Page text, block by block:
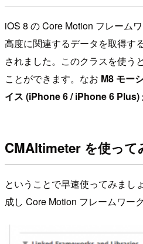
iOS 8 の Core Motion フレーム
高度に関連するデータを取得す
されました。このクラスを使う
ことができます。なお M8 モー
イス (iPhone 6 / iPhone 6 Plus)
CMAltimeter を使って
ということで早速使ってみまし
成し Core Motion フレームワー